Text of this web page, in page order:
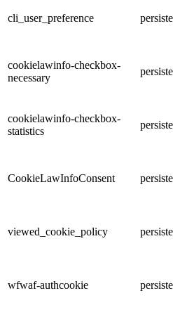
cli_user_preference
cookielawinfo-checkbox-
necessary
cookielawinfo-checkbox-
statistics
CookieLawInfoConsent
viewed_cookie_policy
wfwaf-authcookie